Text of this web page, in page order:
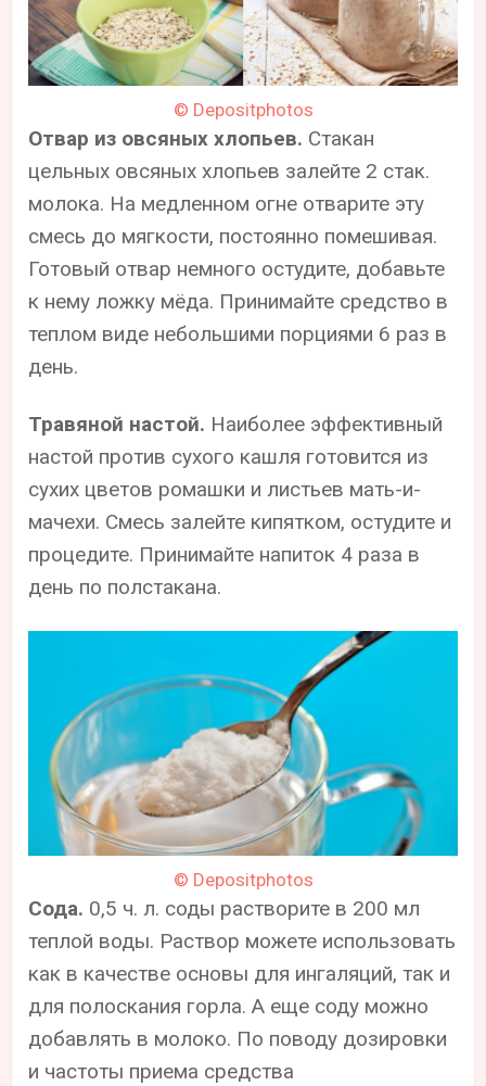
© Depositphotos
Отвар из овсяных хлопьев. Стакан
цельных овсяных хлопьев залейте 2 стак.
молока. На медленном огне отварите эту
смесь до мягкости, постоянно помешивая.
Готовый отвар немного остудите, добавьте
к нему ложку мёда. Принимайте средство в
теплом виде небольшими порциями 6 раз в
день.
Травяной настой. Наиболее эффективный
настой против сухого кашля готовится из
сухих цветов ромашки и листьев мать-и-
мачехи. Смесь залейте кипятком, остудите и
процедите. Принимайте напиток 4 раза в
день по полстакана.
© Depositphotos
Сода. 0,5 ч. л. соды растворите в 200 мл
теплой воды. Раствор можете использовать
как в качестве основы для ингаляций, так и
для полоскания горла. А еще соду можно
добавлять в молоко. По поводу дозировки
и частоты приема средства